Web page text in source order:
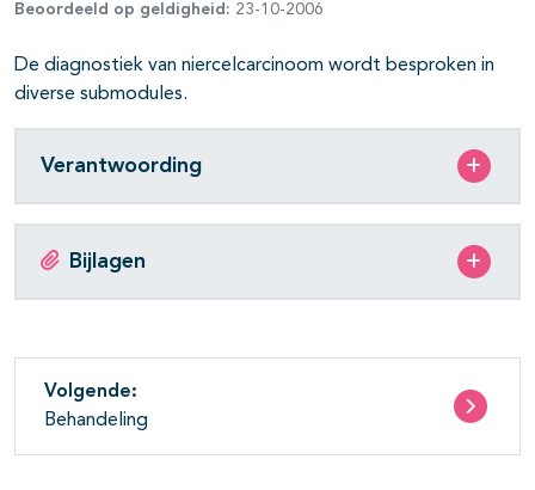
open- en dichtklappen
Beoordeeld op geldigheid: 23-10-2006
De diagnostiek van niercelcarcinoom wordt besproken in
diverse submodules.
Verantwoording
Bijlagen
Volgende:
Behandeling